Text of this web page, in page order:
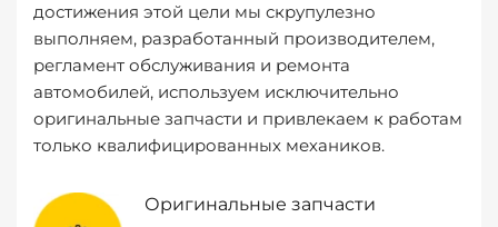
достижения этой цели мы скрупулезно
выполняем, разработанный производителем,
регламент обслуживания и ремонта
автомобилей, используем исключительно
оригинальные запчасти и привлекаем к работам
только квалифицированных механиков.
Оригинальные запчасти